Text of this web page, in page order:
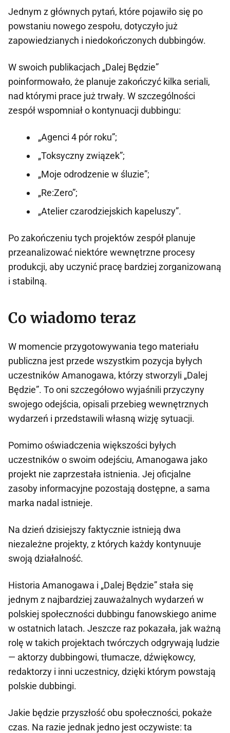
Jednym z głównych pytań, które pojawiło się po
powstaniu nowego zespołu, dotyczyło już
zapowiedzianych i niedokończonych dubbingów.
W swoich publikacjach „Dalej Będzie”
poinformowało, że planuje zakończyć kilka seriali,
nad którymi prace już trwały. W szczególności
zespół wspomniał o kontynuacji dubbingu:
„Agenci 4 pór roku”;
„Toksyczny związek”;
„Moje odrodzenie w śluzie”;
„Re:Zero”;
„Atelier czarodziejskich kapeluszy”.
Po zakończeniu tych projektów zespół planuje
przeanalizować niektóre wewnętrzne procesy
produkcji, aby uczynić pracę bardziej zorganizowaną
i stabilną.
Co wiadomo teraz
W momencie przygotowywania tego materiału
publiczna jest przede wszystkim pozycja byłych
uczestników Amanogawa, którzy stworzyli „Dalej
Będzie”. To oni szczegółowo wyjaśnili przyczyny
swojego odejścia, opisali przebieg wewnętrznych
wydarzeń i przedstawili własną wizję sytuacji.
Pomimo oświadczenia większości byłych
uczestników o swoim odejściu, Amanogawa jako
projekt nie zaprzestała istnienia. Jej oficjalne
zasoby informacyjne pozostają dostępne, a sama
marka nadal istnieje.
Na dzień dzisiejszy faktycznie istnieją dwa
niezależne projekty, z których każdy kontynuuje
swoją działalność.
Historia Amanogawa i „Dalej Będzie” stała się
jednym z najbardziej zauważalnych wydarzeń w
polskiej społeczności dubbingu fanowskiego anime
w ostatnich latach. Jeszcze raz pokazała, jak ważną
rolę w takich projektach twórczych odgrywają ludzie
— aktorzy dubbingowi, tłumacze, dźwiękowcy,
redaktorzy i inni uczestnicy, dzięki którym powstają
polskie dubbingi.
Jakie będzie przyszłość obu społeczności, pokaże
czas. Na razie jednak jedno jest oczywiste: ta